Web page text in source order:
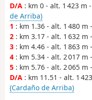
D/A : km 0 - alt. 1 423 m -
de Arriba)
1 : km 1.36 - alt. 1 480 m
2 : km 3.17 - alt. 1 632 m
3 : km 4.46 - alt. 1 863
4 : km 5.34 - alt. 2 017 m
5 : km 5.76 - alt. 2 065 m -
D/A : km 11.51 - alt. 1
(Cardaño de Arriba)